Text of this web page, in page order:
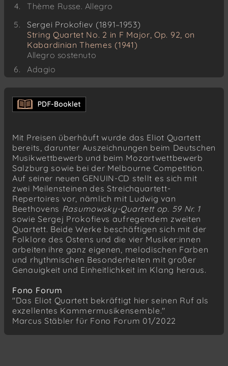
Thème Russe. Allegro
Sergei Prokofiev (1891–1953)
String Quartet No. 2 in F Major, Op. 92, on
Kabardinian Themes (1941)
Allegro sostenuto
Adagio
Mit Preisen überhäuft wurde das Eliot Quartett
bereits, darunter Auszeichnungen beim Deutschen
Musikwettbewerb und beim Mozartwettbewerb
Salzburg sowie bei der Melbourne Competition.
Auf seiner neuen GENUIN-CD stellt es sich mit
zwei Meilensteinen des Streichquartett-
Repertoires vor, nämlich mit Ludwig van
Beethovens Rasumowsky-Quartett op. 59 Nr. 1
sowie Sergej Prokofievs aufregendem zweiten
Quartett. Beide Werke beschäftigen sich mit der
Folklore des Ostens und die vier Musiker:innen
arbeiten ihre ganz eigenen, melodischen Farben
und rhythmischen Besonderheiten mit großer
Genauigkeit und Einheitlichkeit im Klang heraus.
Fono Forum
"Das Eliot Quartett bekräftigt hier seinen Ruf als
exzellentes Kammermusikensemble."
Marcus Stäbler für Fono Forum 01/2022